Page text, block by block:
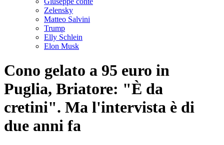
Zelensky
Matteo Salvini
Trump
Elly Schlein
Elon Musk
Cono gelato a 95 euro in
Puglia, Briatore: "È da
cretini". Ma l'intervista è di
due anni fa